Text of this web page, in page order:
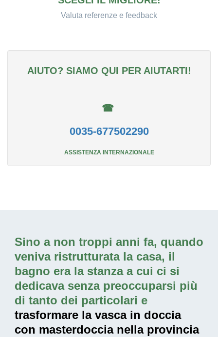
Valuta referenze e feedback
AIUTO? SIAMO QUI PER AIUTARTI!
☎
0035-677502290
ASSISTENZA INTERNAZIONALE
Sino a non troppi anni fa, quando
veniva ristrutturata la casa, il
bagno era la stanza a cui ci si
dedicava senza preoccuparsi più
di tanto dei particolari e
trasformare la vasca in doccia
con masterdoccia nella provincia